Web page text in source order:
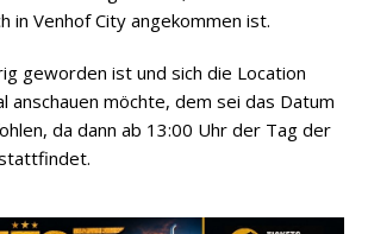
in Venhof City angekommen ist.
geworden ist und sich die Location
anschauen möchte, dem sei das Datum
da dann ab 13:00 Uhr der Tag der